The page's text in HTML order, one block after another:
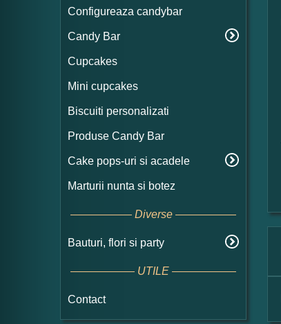
Configureaza candybar
Candy Bar
Cupcakes
Mini cupcakes
Biscuiti personalizati
Produse Candy Bar
Cake pops-uri si acadele
Marturii nunta si botez
Diverse
Bauturi, flori si party
UTILE
Contact